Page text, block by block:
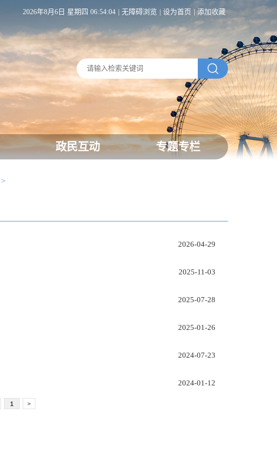
2026年8月6日 星期四 06:54:05 无障碍浏览 设为首页 添加收藏
政民互动 专题专栏
>
2026-04-29
2025-11-03
2025-07-28
2025-01-26
2024-07-23
2024-01-12
1 >